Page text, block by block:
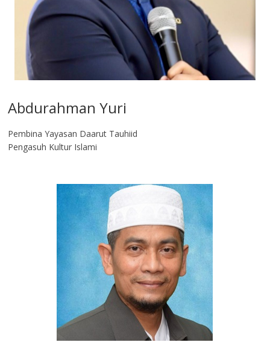
Abdurahman Yuri
Pembina Yayasan Daarut Tauhiid
Pengasuh Kultur Islami